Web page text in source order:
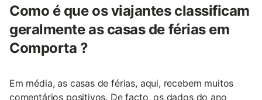
Como é que os viajantes classificam
geralmente as casas de férias em
Comporta ?
Em média, as casas de férias, aqui, recebem muitos
comentários positivos. De facto, os dados do ano